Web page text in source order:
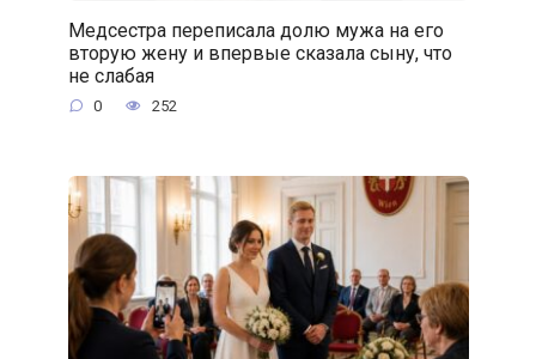
Медсестра переписала долю мужа на его
вторую жену и впервые сказала сыну, что
не слабая
0 252